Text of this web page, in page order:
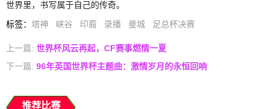
世界里，书写属于自己的传奇。
标签： 塔神 峡谷 印裔 录播 曼城 足总杯决赛
上一篇: 世界杯风云再起，CF赛事燃情一夏
下一篇: 96年英国世界杯主题曲：激情岁月的永恒回响
推荐比赛